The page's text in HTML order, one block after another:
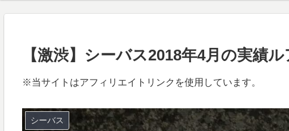
【激渋】シーバス2018年4月の実績
※当サイトはアフィリエイトリンクを使用しています。
シーバス